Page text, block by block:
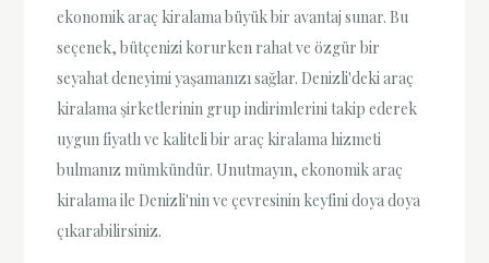
ekonomik araç kiralama büyük bir avantaj sunar. Bu
seçenek, bütçenizi korurken rahat ve özgür bir
seyahat deneyimi yaşamanızı sağlar. Denizli'deki araç
kiralama şirketlerinin grup indirimlerini takip ederek
uygun fiyatlı ve kaliteli bir araç kiralama hizmeti
bulmanız mümkündür. Unutmayın, ekonomik araç
kiralama ile Denizli'nin ve çevresinin keyfini doya doya
çıkarabilirsiniz.